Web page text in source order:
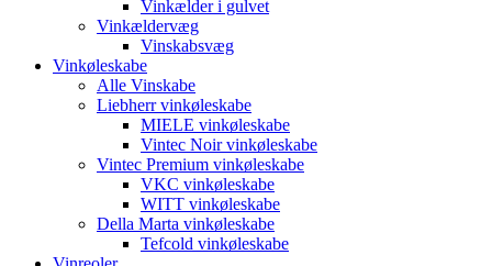
Vinkælder i gulvet
Vinkældervæg
Vinskabsvæg
Vinkøleskabe
Alle Vinskabe
Liebherr vinkøleskabe
MIELE vinkøleskabe
Vintec Noir vinkøleskabe
Vintec Premium vinkøleskabe
VKC vinkøleskabe
WITT vinkøleskabe
Della Marta vinkøleskabe
Tefcold vinkøleskabe